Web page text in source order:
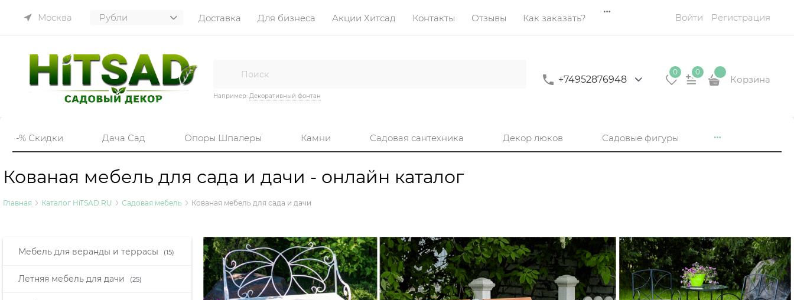
Москва Доставка Для бизнеса Акции Хитсад Контакты Отзывы Как заказать? Войти Регистрация
Например: Декоративный фонтан
+74952876948
0 0
Корзина
-% Скидки Дача Сад Опоры Шпалеры Камни Садовая сантехника Декор люков Садовые фигуры
Кованая мебель для сада и дачи - онлайн каталог
Главная Каталог HiTSAD.RU Садовая мебель Кованая мебель для сада и дачи
Мебель для веранды и террасы (15)
Летняя мебель для дачи (25)